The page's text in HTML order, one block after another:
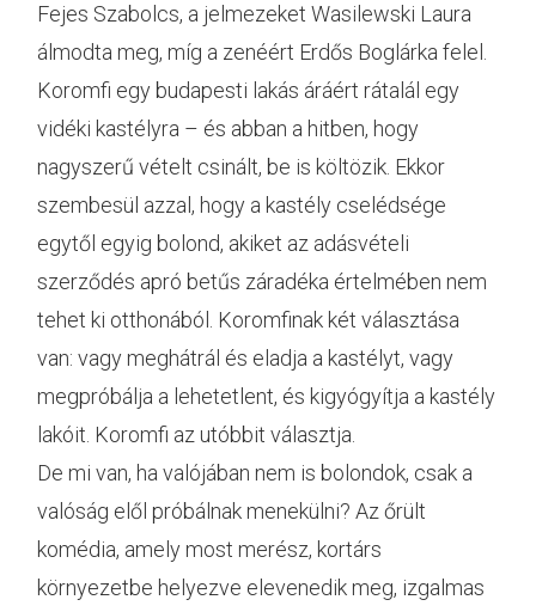
Fejes Szabolcs, a jelmezeket Wasilewski Laura
álmodta meg, míg a zenéért Erdős Boglárka felel.
Koromfi egy budapesti lakás áráért rátalál egy
vidéki kastélyra – és abban a hitben, hogy
nagyszerű vételt csinált, be is költözik. Ekkor
szembesül azzal, hogy a kastély cselédsége
egytől egyig bolond, akiket az adásvételi
szerződés apró betűs záradéka értelmében nem
tehet ki otthonából. Koromfinak két választása
van: vagy meghátrál és eladja a kastélyt, vagy
megpróbálja a lehetetlent, és kigyógyítja a kastély
lakóit. Koromfi az utóbbit választja.
De mi van, ha valójában nem is bolondok, csak a
valóság elől próbálnak menekülni? Az őrült
komédia, amely most merész, kortárs
környezetbe helyezve elevenedik meg, izgalmas